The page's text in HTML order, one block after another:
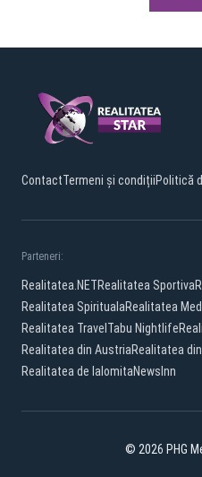
ContactTermeni și condițiiPolitică
Parteneri:
Realitatea.NETRealitatea Sportiva
Realitatea SpiritualaRealitatea
Realitatea Travel Tabu Nightlife
Realitatea din AustriaRealitatea
Realitatea de IalomitaNewsInn
© 2026 PHG